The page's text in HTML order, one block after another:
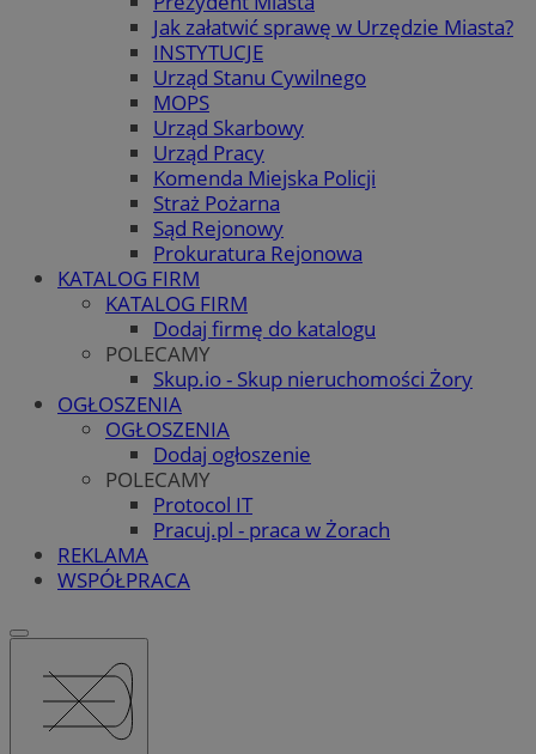
Jak załatwić sprawę w Urzędzie Miasta?
INSTYTUCJE
Urząd Stanu Cywilnego
MOPS
Urząd Skarbowy
Urząd Pracy
Komenda Miejska Policji
Straż Pożarna
Sąd Rejonowy
Prokuratura Rejonowa
KATALOG FIRM
KATALOG FIRM
Dodaj firmę do katalogu
POLECAMY
Skup.io - Skup nieruchomości Żory
OGŁOSZENIA
OGŁOSZENIA
Dodaj ogłoszenie
POLECAMY
Protocol IT
Pracuj.pl - praca w Żorach
REKLAMA
WSPÓŁPRACA